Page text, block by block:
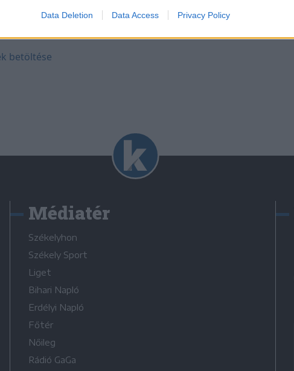
Data Deletion Data Access Privacy Policy
betöltése
Médiatér
Székelyhon
Székely Sport
Liget
Bihari Napló
Erdélyi Napló
Főtér
Nőileg
Rádió GaGa